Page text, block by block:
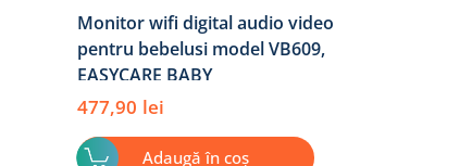
Monitor wifi digital audio video
pentru bebelusi model VB609,
EASYCARE BABY
477,90 lei
Adaugă în coș